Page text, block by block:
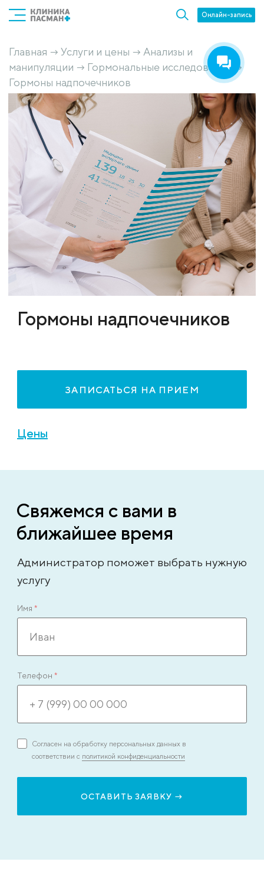
Онлайн-запись
Главная → Услуги и цены → Анализы и
манипуляции → Гормональные исследования →
Гормоны надпочечников
Гормоны надпочечников
ЗАПИСАТЬСЯ НА ПРИЕМ
Цены
Свяжемся с вами в
ближайшее время
Администратор поможет выбрать нужную
услугу
Имя *
Телефон *
Согласен на обработку персональных данных в
соответствии с политикой конфиденциальности